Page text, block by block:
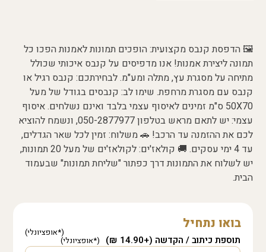
🖼️ הדפסת קנבס מקצועית: הופכים תמונות לאמנות הפכו כל
תמונה ליצירת אמנות! אנו מדפיסים על קנבס איכותי שכולל
מתיחה על מסגרת עץ, מתלה ומע"מ. לבחירתכם: קנבס רגיל או
קנבס עם מסגרת מרחפת. שימו לב: קנבסים בגודל של מעל
50X70 ס"מ זמינים לאיסוף עצמי בלבד ואינם נשלחים. איסוף
עצמי: יש לתאם מראש בטלפון 050-2877977, ונשמח להוציא
לכם את ההזמנה עד הרכב! 🚗 משלוח: זמין לכל שאר הגדלים,
עד 4 ימי עסקים. 🚚 קולאז'ים: לקולאז'ים של מעל 20 תמונות,
יש לשלוח את התמונות דרך כפתור "שליחת תמונות" שבעמוד
הבית.
בואו נתחיל
תוספת כיתוב / הקדשה (+14.90 ₪)